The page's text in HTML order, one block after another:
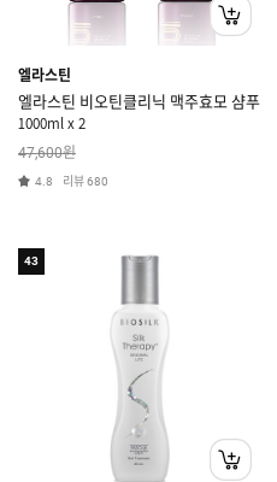
엘라스틴
엘라스틴 비오틴클리닉 맥주효모 샴푸
1000ml x 2
47,600원
4.8 리뷰680
43